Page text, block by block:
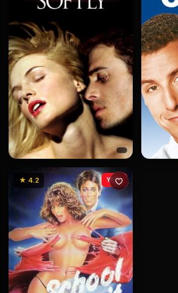
★ 4.2 YENİ